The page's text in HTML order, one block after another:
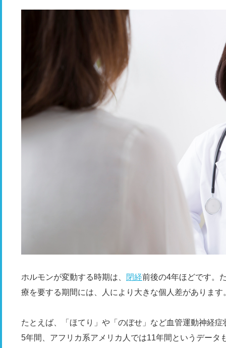
ホルモンが変動する時期は、 閉経前後の4年ほどです。
療を要する期間には、人により大きな個人差があります
たとえば、「ほてり」や「のぼせ」など血管運動神経
5年間、アフリカ系アメリカ人では11年間というデータ